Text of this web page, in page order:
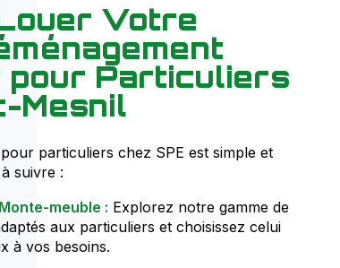
Votre
Particuliers
Mesnil
particuliers chez SPE est simple et
suivre :
meuble : Explorez notre gamme de
aux particuliers et choisissez celui
à vos besoins.